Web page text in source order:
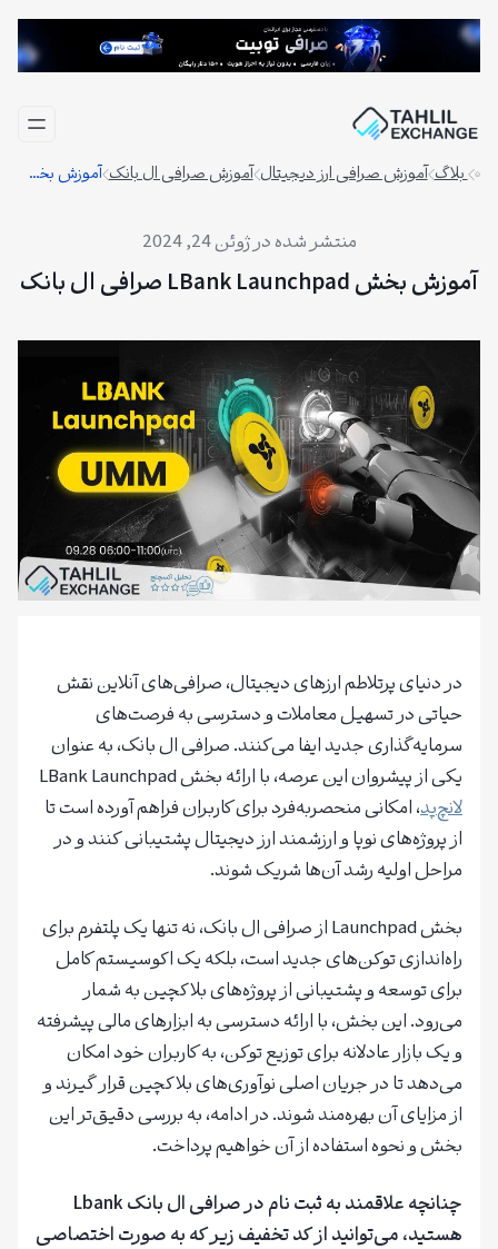
رفتن
بلاگ آموزش صرافی ارز دیجیتال آموزش صرافی ال بانک آموزش بخش LBank Launchpad صرافی ال بانک
ژوئن 24, 2024
آموزش بخش LBank Launchpad صرافی ال بانک
در دنیای پرتلاطم ارزهای دیجیتال، صرافی‌های آنلاین نقش
حیاتی در تسهیل معاملات و دسترسی به فرصت‌های
سرمایه‌گذاری جدید ایفا می‌کنند. صرافی ال بانک، به عنوان
یکی از پیشروان این عرصه، با ارائه بخش LBank Launchpad
لانچ‌پد، امکانی منحصربه‌فرد برای کاربران فراهم آورده است تا
از پروژه‌های نوپا و ارزشمند ارز دیجیتال پشتیبانی کنند و در
مراحل اولیه رشد آن‌ها شریک شوند.
بخش Launchpad از صرافی ال بانک، نه تنها یک پلتفرم برای
راه‌اندازی توکن‌های جدید است، بلکه یک اکوسیستم کامل
برای توسعه و پشتیبانی از پروژه‌های بلاکچین به شمار
می‌رود. این بخش، با ارائه دسترسی به ابزارهای مالی پیشرفته
و یک بازار عادلانه برای توزیع توکن، به کاربران خود امکان
می‌دهد تا در جریان اصلی نوآوری‌های بلاکچین قرار گیرند و
از مزایای آن بهره‌مند شوند. در ادامه، به بررسی دقیق‌تر این
بخش و نحوه استفاده از آن خواهیم پرداخت.
چنانچه علاقمند به ثبت نام در صرافی ال بانک Lbank
هستید، می‌توانید از کد تخفیف زیر که به صورت اختصاصی